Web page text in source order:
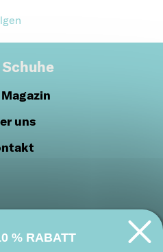
uns
% RABATT